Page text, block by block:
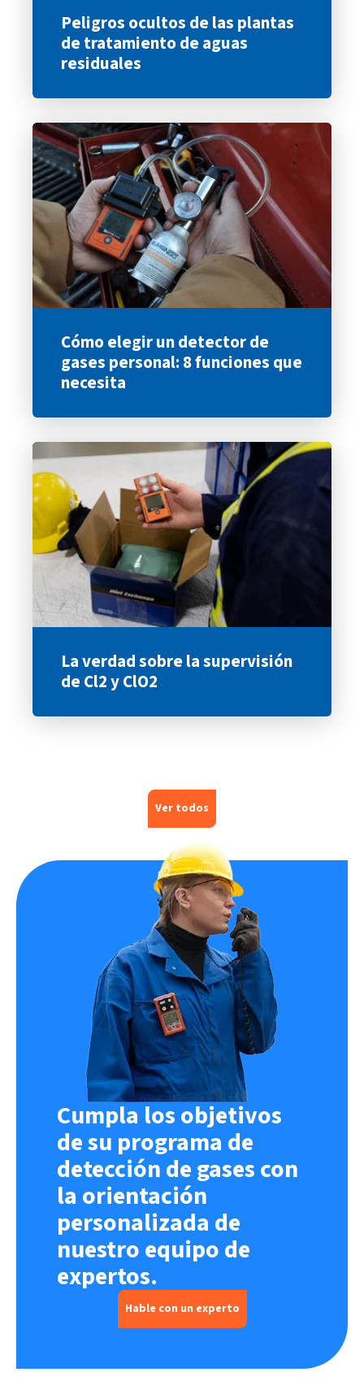
Peligros ocultos de las plantas
de tratamiento de aguas
residuales
Cómo elegir un detector de
gases personal: 8 funciones que
necesita
La verdad sobre la supervisión
de Cl2 y ClO2
Ver todos
Cumpla los objetivos
de su programa de
detección de gases con
la orientación
personalizada de
nuestro equipo de
expertos.
Hable con un experto